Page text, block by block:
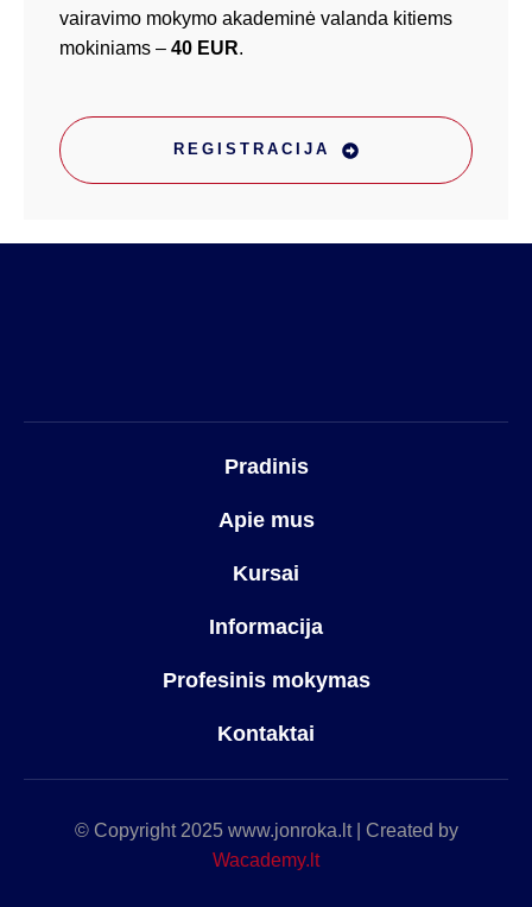
vairavimo mokymo akademinė valanda kitiems
mokiniams – 40 EUR.
REGISTRACIJA
Pradinis
Apie mus
Kursai
Informacija
Profesinis mokymas
Kontaktai
© Copyright 2025 www.jonroka.lt | Created by
Wacademy.lt